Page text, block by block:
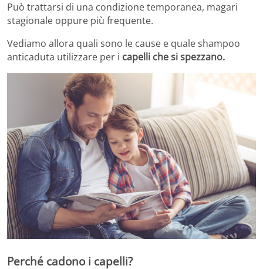
Può trattarsi di una condizione temporanea, magari
stagionale oppure più frequente.
Vediamo allora quali sono le cause e quale shampoo
anticaduta utilizzare per i capelli che si spezzano.
Perché cadono i capelli?